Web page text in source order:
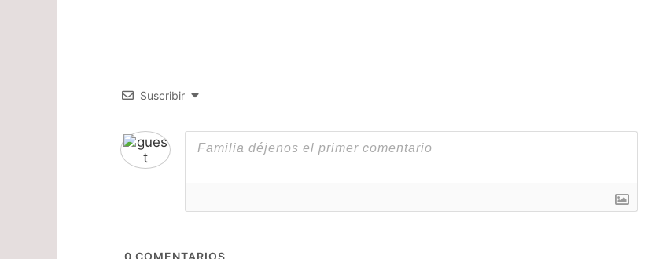
Suscribir
0 COMENTARIOS